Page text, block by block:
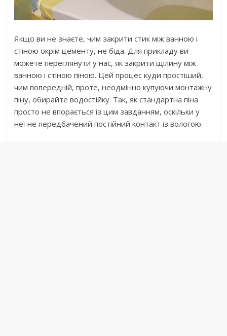
Якщо ви не знаєте, чим закрити стик між ванною і
стіною окрім цементу, не біда. Для прикладу ви
можете переглянути у нас, як закрити щілину між
ванною і стіною піною. Цей процес куди простіший,
чим попередній, проте, неодмінно купуючи монтажну
піну, обирайте водостійку. Так, як стандартна піна
просто не впорається із цим завданням, оскільки у
неї не передбачений постійний контакт із вологою.